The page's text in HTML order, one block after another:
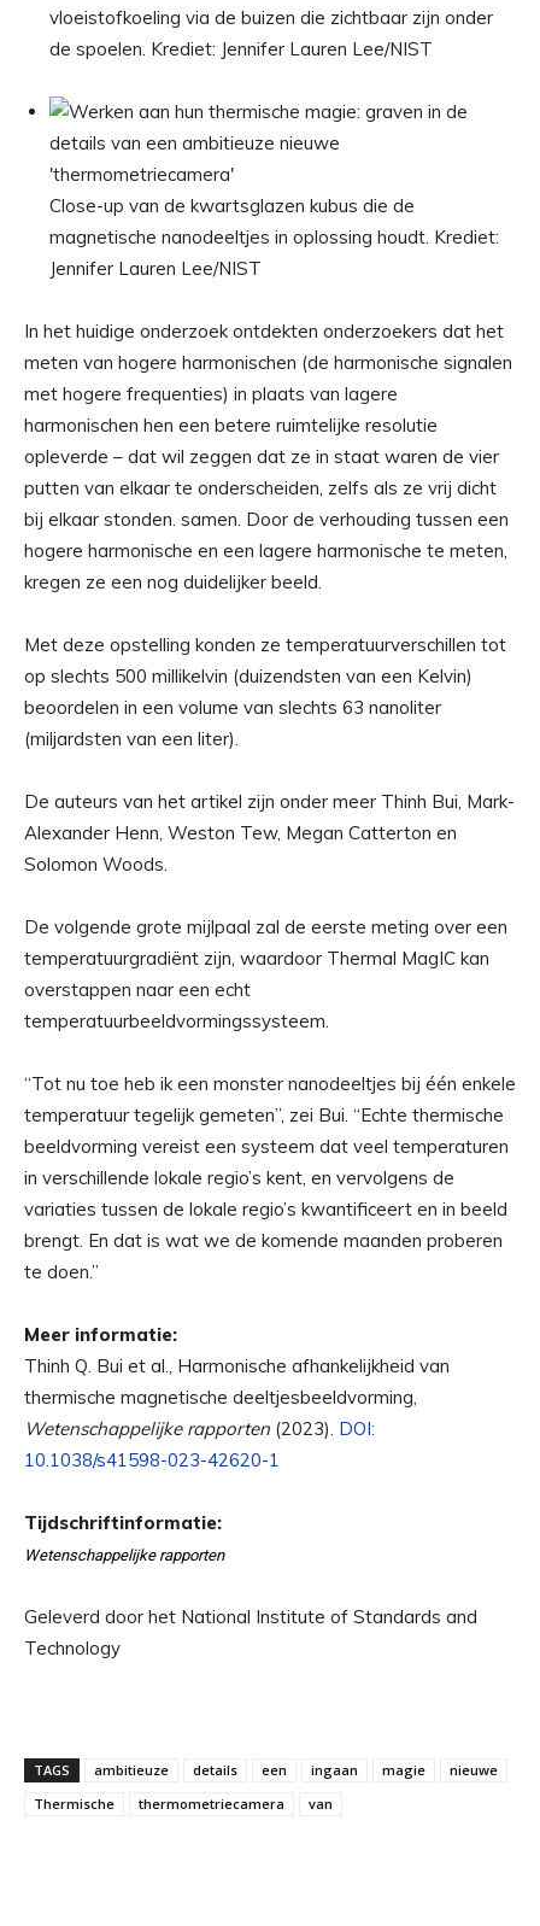
vloeistofkoeling via de buizen die zichtbaar zijn onder
de spoelen. Krediet: Jennifer Lauren Lee/NIST
Close-up van de kwartsglazen kubus die de
magnetische nanodeeltjes in oplossing houdt. Krediet:
Jennifer Lauren Lee/NIST
In het huidige onderzoek ontdekten onderzoekers dat het
meten van hogere harmonischen (de harmonische signalen
met hogere frequenties) in plaats van lagere
harmonischen hen een betere ruimtelijke resolutie
opleverde – dat wil zeggen dat ze in staat waren de vier
putten van elkaar te onderscheiden, zelfs als ze vrij dicht
bij elkaar stonden. samen. Door de verhouding tussen een
hogere harmonische en een lagere harmonische te meten,
kregen ze een nog duidelijker beeld.
Met deze opstelling konden ze temperatuurverschillen tot
op slechts 500 millikelvin (duizendsten van een Kelvin)
beoordelen in een volume van slechts 63 nanoliter
(miljardsten van een liter).
De auteurs van het artikel zijn onder meer Thinh Bui, Mark-
Alexander Henn, Weston Tew, Megan Catterton en
Solomon Woods.
De volgende grote mijlpaal zal de eerste meting over een
temperatuurgradiënt zijn, waardoor Thermal MagIC kan
overstappen naar een echt
temperatuurbeeldvormingssysteem.
“Tot nu toe heb ik een monster nanodeeltjes bij één enkele
temperatuur tegelijk gemeten”, zei Bui. “Echte thermische
beeldvorming vereist een systeem dat veel temperaturen
in verschillende lokale regio’s kent, en vervolgens de
variaties tussen de lokale regio’s kwantificeert en in beeld
brengt. En dat is wat we de komende maanden proberen
te doen.”
Meer informatie:
Thinh Q. Bui et al., Harmonische afhankelijkheid van
thermische magnetische deeltjesbeeldvorming,
Wetenschappelijke rapporten (2023). DOI:
10.1038/s41598-023-42620-1
Tijdschriftinformatie:
Wetenschappelijke rapporten
Geleverd door het National Institute of Standards and
Technology
TAGS ambitieuze details een ingaan magie
nieuwe
Thermische
thermometriecamera van